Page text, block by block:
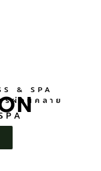
& SPA
รผ่อนคลาย